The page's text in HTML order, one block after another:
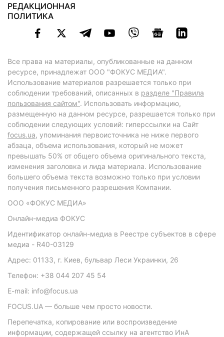
РЕДАКЦИОННАЯ
ПОЛИТИКА
Все права на материалы, опубликованные на данном
ресурсе, принадлежат ООО "ФОКУС МЕДИА".
Использование материалов разрешается только при
соблюдении требований, описанных в разделе "Правила
пользования сайтом". Использовать информацию,
размещенную на данном ресурсе, разрешается только при
соблюдении следующих условий: гиперссылки на Сайт
focus.ua, упоминания первоисточника не ниже первого
абзаца, объема использования, который не может
превышать 50% от общего объема оригинального текста,
изменения заголовка и лида материала. Использование
большего объема текста возможно только при условии
получения письменного разрешения Компании.
ООО «ФОКУС МЕДИА»
Онлайн-медиа ФОКУС
Идентификатор онлайн-медиа в Реестре субъектов в сфере
медиа - R40-03129
Адрес: 01133, г. Киев, бульвар Леси Украинки, 26
Телефон: +38 044 207 45 54
E-mail: info@focus.ua
FOCUS.UA — больше чем просто новости.
Перепечатка, копирование или воспроизведение
информации, содержащей ссылку на агентство ИнА